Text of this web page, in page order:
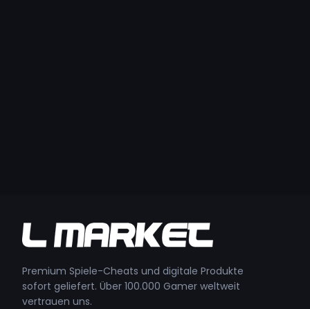
Premium Spiele-Cheats und digitale Produkte
sofort geliefert. Über 100.000 Gamer weltweit
vertrauen uns.